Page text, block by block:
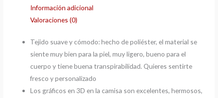
Información adicional
Valoraciones (0)
Tejido suave y cómodo: hecho de poliéster, el material se
siente muy bien para la piel, muy ligero, bueno para el
cuerpo y tiene buena transpirabilidad. Quieres sentirte
fresco y personalizado
Los gráficos en 3D en la camisa son excelentes, hermosos,